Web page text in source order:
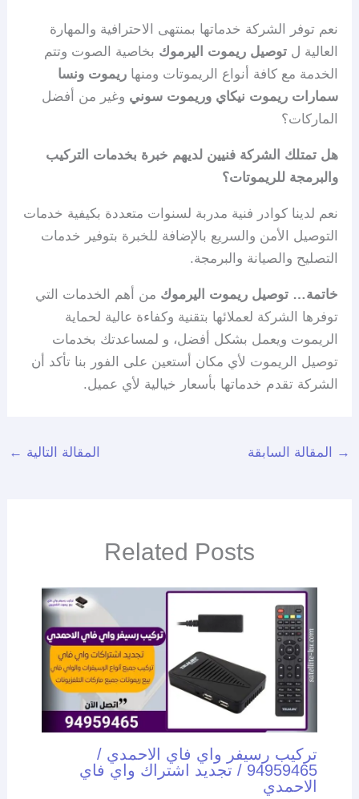
نعم توفر الشركة خدماتها بمنتهى الاحترافية والمهارة
العالية لتوصيل ريموت اليرموك بخاصية الصوت وتتم
الخدمة مع كافة أنواع الريموتات ومنهاريموت ونسا
سمارات ريموت نيكاي وريموت سوني وغير من أفضل
الماركات؟
هل تمتلك الشركة فنيين لديهم خبرة بخدمات التركيب
والبرمجة للريموتات؟
نعم لدينا كوادر فنية مدربة لسنوات متعددة بكيفية خدمات
التوصيل الأمن والسريع بالإضافة للخبرة بتوفير خدمات
التصليح والصيانة والبرمجة.
خاتمة…توصيل ريموت اليرموك من أهم الخدمات التي
توفرها الشركة لعملائها بتقنية وكفاءة عالية لحماية
الريموت ويعمل بشكل أفضل، و لمساعدتك بخدمات
توصيل الريموت لأي مكان أستعين على الفور بنا تأكد أن
الشركة تقدم خدماتها بأسعار خيالية لأي عميل.
→ المقالة السابقة المقالة التالية ←
Related Posts
تركيب رسيفر واي فاي الاحمدي /
94959465 / تجديد اشتراك واي فاي
الاحمدي